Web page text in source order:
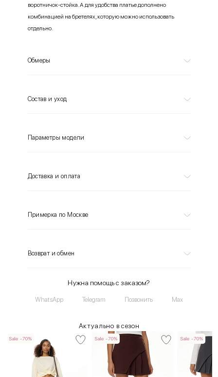
воротничок-стойка. А для удобства платье дополнено
комбинацией на бретелях, которую можно использовать
отдельно.
Обмеры
Состав и уход
Параметры модели
Доставка и оплата
Примерка по Москве
Возврат и обмен
Нужна помощь с заказом?
WhatsApp Telegram Позвонить Max
Актуально в сезон
Sale -70% Sale -70% Sale -70%